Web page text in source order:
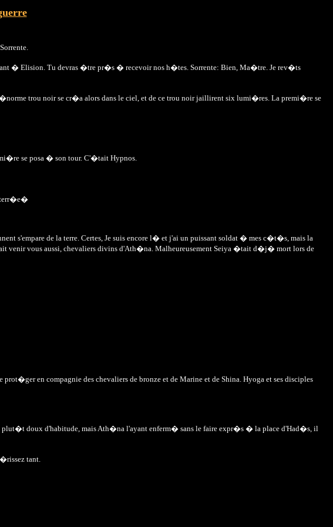
� Elision. Tu devras �tre pr�s � recevoir nos h�tes. Sorrente: Bien, Ma�tre. Je rev�ts
trou noir se cr�a alors dans le ciel, et de ce trou noir jaillirent six lumi�res. La premi�re se
se posa � son tour. C'�tait Hypnos.
s'empare de la terre. Certes, Je suis encore l� et j'ai un puissant soldat � mes c�t�s, mais la
venir vous aussi, chevaliers divins d'Ath�na. Malheureusement Seiya �tait d�j� mort lors de
en compagnie des chevaliers de bronze et de Marine et de Shina. Hyoga et ses disciples
doux d'habitude, mais Ath�na l'ayant enferm� sans le faire expr�s � la place d'Had�s, il
tant.